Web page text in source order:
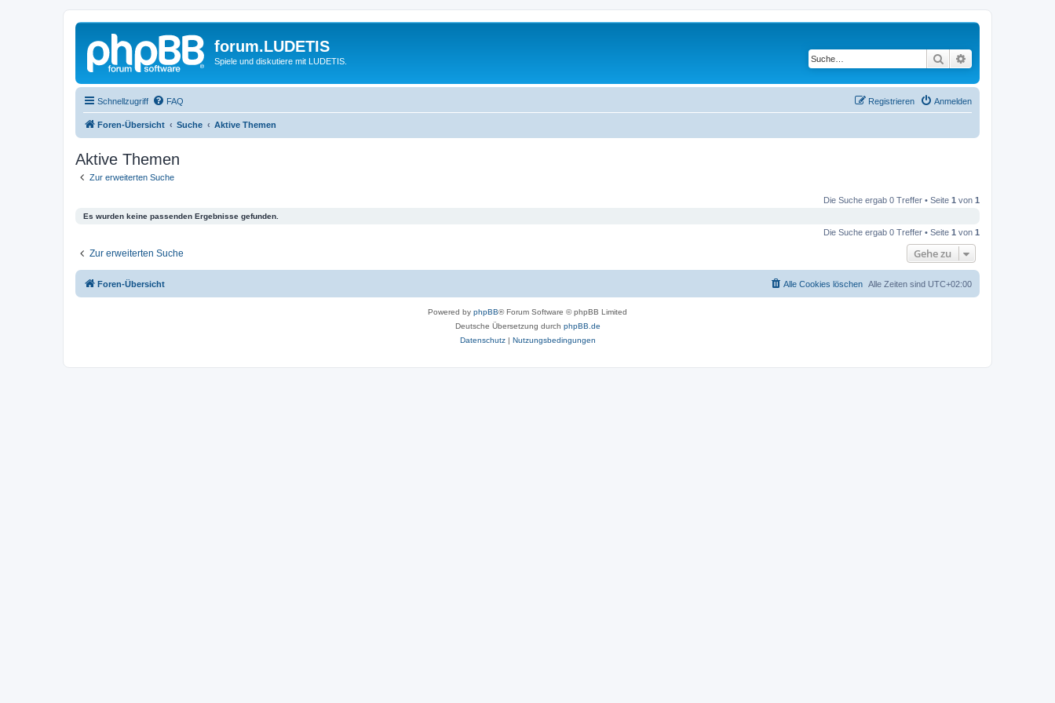
forum.LUDETIS
Spiele und diskutiere mit LUDETIS. Suche
Schnellzugriff FAQ Anmelden
Registrieren
Foren-Übersicht Suche Aktive Themen
Aktive Themen
Zur erweiterten Suche
Die Suche ergab 0 Treffer • Seite 1 von 1
Es wurden keine passenden Ergebnisse gefunden.
Die Suche ergab 0 Treffer • Seite 1 von 1
Zur erweiterten Suche Gehe zu
Foren-Übersicht Alle Zeiten sind UTC+02:00
Alle Cookies löschen
Powered by phpBB® Forum Software © phpBB Limited
Deutsche Übersetzung durch phpBB.de
Datenschutz| Nutzungsbedingungen